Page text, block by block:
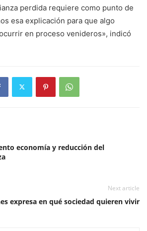
perdida requiere como punto de
esa explicación para que algo
en proceso venideros», indicó
economía y reducción del
Next article
expresa en qué sociedad quieren vivir